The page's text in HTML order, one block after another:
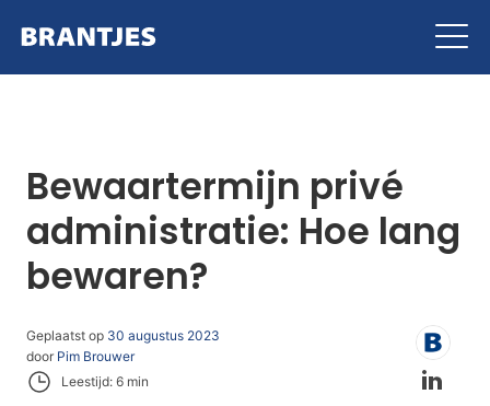
Bewaartermijn privé
administratie: Hoe lang
bewaren?
Geplaatst op 30 augustus 2023
door Pim Brouwer
Leestijd: 6 min